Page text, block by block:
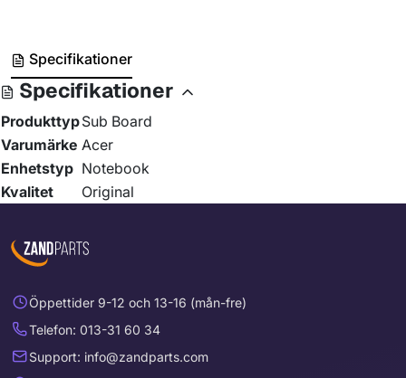
Specifikationer
Specifikationer
ProdukttypSub Board
Varumärke Acer
Enhetstyp Notebook
Kvalitet
Original
Öppettider 9-12 och 13-16 (mån-fre)
Telefon: 013-31 60 34
Support: info@zandparts.com